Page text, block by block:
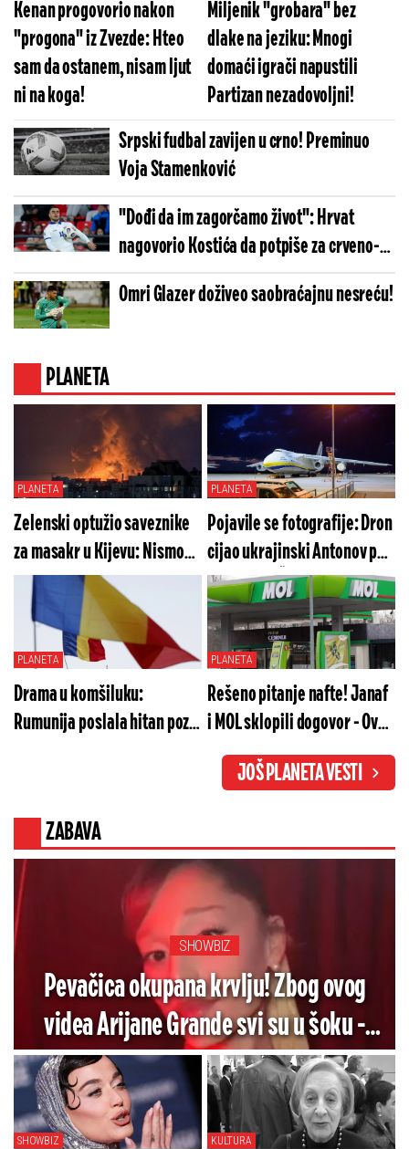
Kenan progovorio nakon
"progona" iz Zvezde: Hteo
sam da ostanem, nisam ljut
ni na koga!
Miljenik "grobara" bez
dlake na jeziku: Mnogi
domaći igrači napustili
Partizan nezadovoljni!
Srpski fudbal zavijen u crno! Preminuo
Voja Stamenković
"Dođi da im zagorčamo život": Hrvat
nagovorio Kostića da potpiše za crveno-
bele
Omri Glazer doživeo saobraćajnu nesreću!
PLANETA
PLANETA
Zelenski optužio saveznike
za masakr u Kijevu: Nismo
oborili nijednu rusku
raketu, znate li zašto?!
PLANETA
Pojavile se fotografije: Dron
cijao ukrajinski Antonov pun
municije?! Šok detalji
incidenta na nemačkom
aerodromu!
PLANETA
Drama u komšiluku:
Rumunija poslala hitan poziv
PLANETA
Rešeno pitanje nafte! Janaf
i MOL sklopili dogovor - Ovo
su svi detalji
JOŠ PLANETA VESTI
ZABAVA
SHOWBIZ
Pevačica okupana krvlju! Zbog ovog
videa Arijane Grande svi su u šoku -
Pogledajte koliko je jezivo (VIDEO)
SHOWBIZ KULTURA